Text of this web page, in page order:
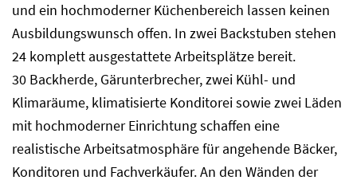
und ein hochmoderner Küchenbereich lassen keinen
Ausbildungswunsch offen. In zwei Backstuben stehen
24 komplett ausgestattete Arbeitsplätze bereit.
30 Backherde, Gärunterbrecher, zwei Kühl- und
Klimaräume, klimatisierte Konditorei sowie zwei Läden
mit hochmoderner Einrichtung schaffen eine
realistische Arbeitsatmosphäre für angehende Bäcker,
Konditoren und Fachverkäufer. An den Wänden der